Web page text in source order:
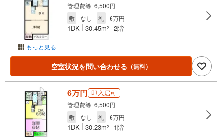
もっと見る
管理費等 6,500円
敷
なし 礼 6万円
1DK 30.45m2 2階
空室状況を問い合わせる （無料）
6万円 即入居可
管理費等 6,500円
敷
なし 礼 6万円
1DK 30.23m2 1階